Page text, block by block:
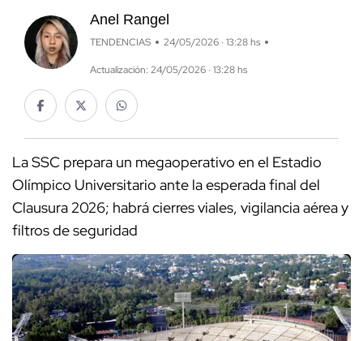
Anel Rangel
TENDENCIAS 24/05/2026 · 13:28 hs
Actualización: 24/05/2026 · 13:28 hs
La SSC prepara un megaoperativo en el Estadio
Olímpico Universitario ante la esperada final del
Clausura 2026; habrá cierres viales, vigilancia aérea y
filtros de seguridad